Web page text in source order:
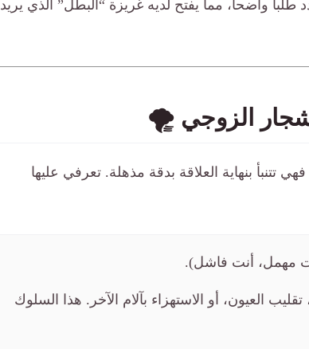
واضحاً، مما يفتح لديه غريزة “البطل” الذي يريد
بنهاية العلاقة بدقة مذهلة. تعرفي عليها
مهمل، أنت فاشل).
العيون، أو الاستهزاء بآلام الآخر. هذا السلوك